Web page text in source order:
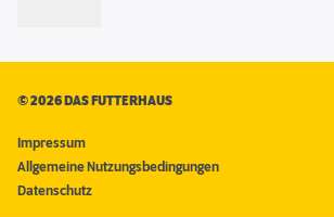
©2026 DAS FUTTERHAUS
Impressum
Allgemeine Nutzungsbedingungen
Datenschutz